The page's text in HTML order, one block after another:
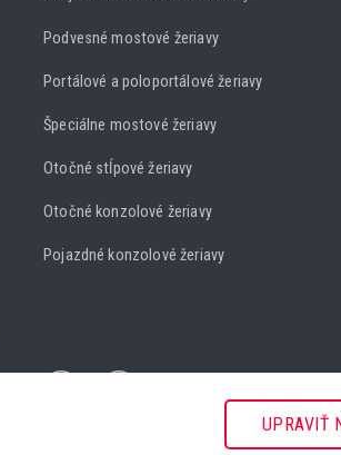
Podvesné mostové žeriavy
Portálové a poloportálové žeriavy
Špeciálne mostové žeriavy
Otočné stĺpové žeriavy
Otočné konzolové žeriavy
Pojazdné konzolové žeriavy
UPRAVIŤ